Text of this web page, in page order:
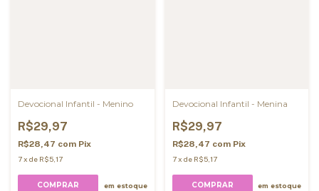
Devocional Infantil - Menino
R$29,97
R$28,47 com Pix
7x de R$5,17
COMPRAR em estoque
Devocional Infantil - Menina
R$29,97
R$28,47 com Pix
7 x de R$5,17
COMPRAR em estoque